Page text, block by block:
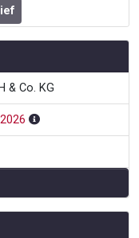
& Co. KG